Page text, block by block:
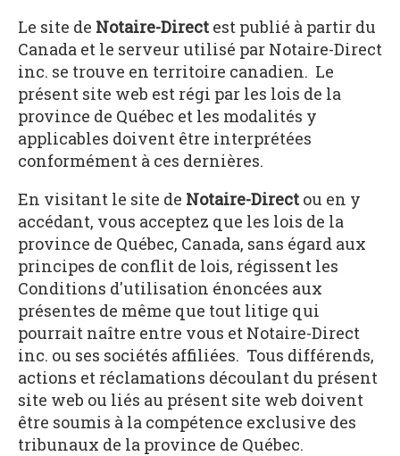
Le site de Notaire-Directest publié à partir du
Canada et le serveur utilisé par Notaire-Direct
inc. se trouve en territoire canadien. Le
présent site web est régi par les lois de la
province de Québec et les modalités y
applicables doivent être interprétées
conformément à ces dernières.
En visitant le site de Notaire-Directou en y
accédant, vous acceptez que les lois de la
province de Québec, Canada, sans égard aux
principes de conflit de lois, régissent les
Conditions d'utilisation énoncées aux
présentes de même que tout litige qui
pourrait naître entre vous et Notaire-Direct
inc. ou ses sociétés affiliées. Tous différends,
actions et réclamations découlant du présent
site web ou liés au présent site web doivent
être soumis à la compétence exclusive des
tribunaux de la province de Québec.